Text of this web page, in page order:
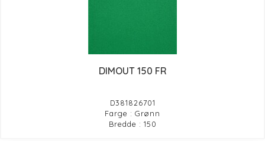
DIMOUT 150 FR
D381826701
Farge : Grønn
Bredde : 150